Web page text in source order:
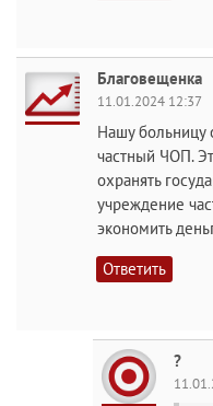
Благовещенка
11.01.2024 12:37
Нашу больницу
частный ЧОП.
охранять
учреждение
экономить
Ответить
?